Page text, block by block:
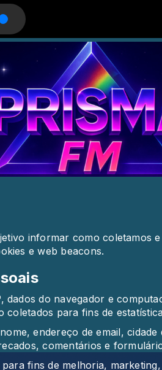
informar como coletamos
e web beacons.
dados do navegador e
coletados para fins de
endereço de email,
comentários e
fins de melhoria,